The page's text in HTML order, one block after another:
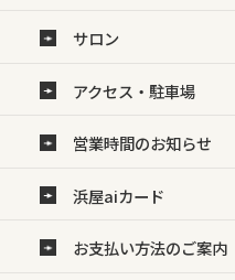
サロン
アクセス・駐車場
営業時間のお知らせ
浜屋aiカード
お支払い方法のご案内